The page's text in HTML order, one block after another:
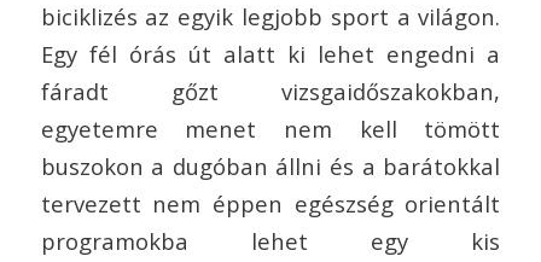
biciklizés az egyik legjobb sport a világon.
Egy fél órás út alatt ki lehet engedni a
fáradt gőzt vizsgaidőszakokban,
egyetemre menet nem kell tömött
buszokon a dugóban állni és a barátokkal
tervezett nem éppen egészség orientált
programokba lehet egy kis